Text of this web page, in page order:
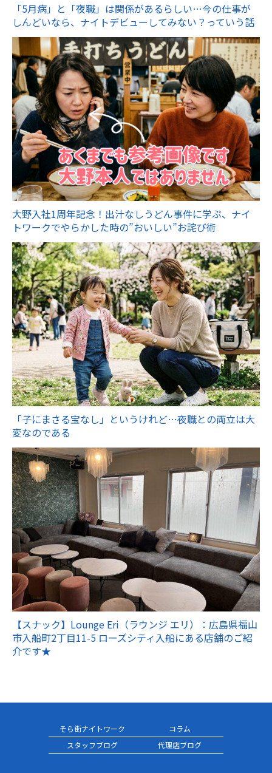
「5月病」と「夜職」は関係があるらしい…今の仕事が
しんどいなら、ナイトデビューしてみない？っていう話
大野入社1周年記念！出汁なしうどん事件に学ぶ、ナイ
トワークでやらかした時の”おいしい”お詫び術
「子にまさる宝なし」というけれど…夜職との両立は大
変なのである
【スナック】Lounge Eri（ラウンジ エリ）：広島県福山
市入船町2丁目11-5 ローズシティ入船にある店舗のご紹
介です★
そら街ナイトワーク
コラム
スタッフブログ
代理店ブログ